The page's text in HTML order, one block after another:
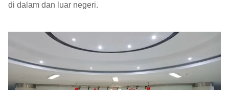
di dalam dan luar negeri.